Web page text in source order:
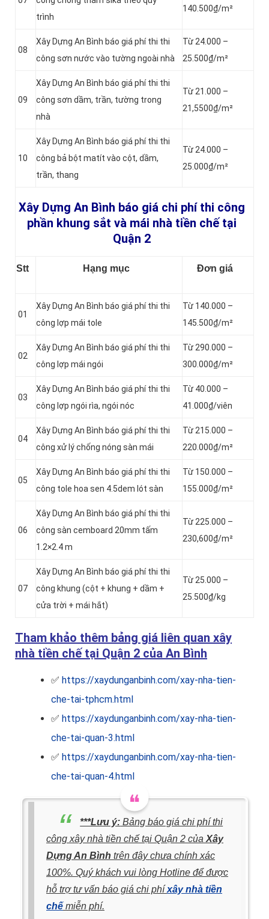
trình
140.500₫/m²
08
Xây Dựng An Bình báo giá phí thi thi
công sơn nước vào tường ngoài nhà
Từ 24.000 –
25.500₫/m²
09
Xây Dựng An Bình báo giá phí thi thi
công sơn dầm, trần, tường trong
nhà
Từ 21.000 –
21,5500₫/m²
10
Xây Dựng An Bình báo giá phí thi thi
công bả bột matít vào cột, dầm,
trần, thang
Từ 24.000 –
25.000₫/m²
Xây Dựng An Bình báo giá chi phí thi công
phần khung sắt và mái nhà tiền chế tại
Quận 2
Stt Hạng mục Đơn giá
01
Xây Dựng An Bình báo giá phí thi thi
công lợp mái tole
Từ 140.000 –
145.500₫/m²
02
Xây Dựng An Bình báo giá phí thi thi
công lợp mái ngói
Từ 290.000 –
300.000₫/m²
03
Xây Dựng An Bình báo giá phí thi thi
công lợp ngói rìa, ngói nóc
Từ 40.000 –
41.000₫/viên
04
Xây Dựng An Bình báo giá phí thi thi
công xử lý chống nóng sàn mái
Từ 215.000 –
220.000₫/m²
05
Xây Dựng An Bình báo giá phí thi thi
công tole hoa sen 4.5dem lót sàn
Từ 150.000 –
155.000₫/m²
06
Xây Dựng An Bình báo giá phí thi thi
công sàn cemboard 20mm tấm
1.2×2.4 m
Từ 225.000 –
230,600₫/m²
07
Xây Dựng An Bình báo giá phí thi thi
công khung (cột + khung + dầm +
cửa trời + mái hắt)
Từ 25.000 –
25.500₫/kg
Tham khảo thêm bảng giá liên quan xây
nhà tiền chế tại Quận 2 của An Bình
✅ https://xaydunganbinh.com/xay-nha-tien-
che-tai-tphcm.html
✅ https://xaydunganbinh.com/xay-nha-tien-
che-tai-quan-3.html
✅ https://xaydunganbinh.com/xay-nha-tien-
che-tai-quan-4.html
***Lưu ý: Bảng báo giá chi phí thi
công xây nhà tiền chế tại Quận 2 của Xây
Dựng An Bình trên đây chưa chính xác
100%. Quý khách vui lòng Hotline để được
hỗ trợ tư vấn báo giá chi phíxây nhà tiền
chế miễn phí.